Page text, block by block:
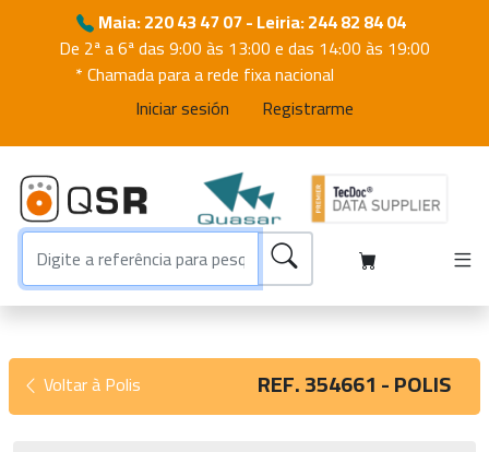
Maia: 220 43 47 07 - Leiria: 244 82 84 04
De 2ª a 6ª das 9:00 às 13:00 e das 14:00 às 19:00
* Chamada para a rede fixa nacional
Iniciar sesión
Registrarme
Voltar à Polis REF. 354661 - POLIS